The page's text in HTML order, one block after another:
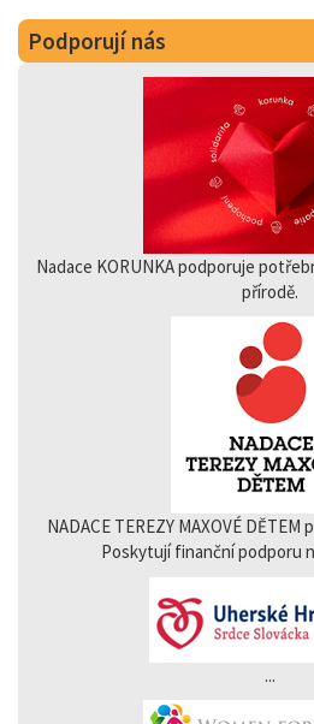
Podporují nás
Nadace KORUNKA podporuje
přírodě.
NADACE TEREZY MAXOVÉ DĚTEM
Poskytují finanční podporu
...